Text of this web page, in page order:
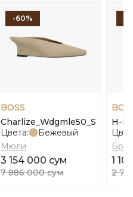
-60%
BOSS
Charlize_Wdgmle50_Sd
Цвета:
Бежевый
Мюли
3 154 000 сум
7 886 000 сум
H-
1
2